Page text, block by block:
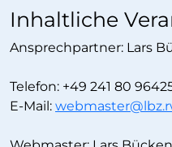
Inhaltliche
Ansprechpartner: Lars
Telefon: +49 241 80
E-Mail: